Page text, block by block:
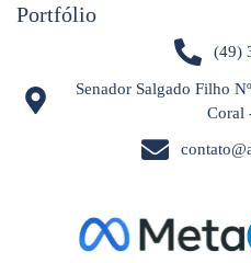
Portfólio
(49)
Senador Salgado Filho
Coral